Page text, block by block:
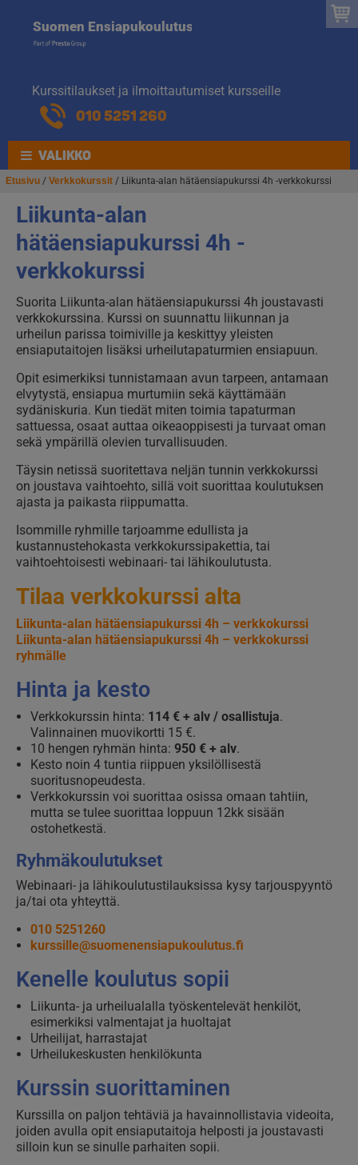
navigointiin
sisältöön
Suomen EnsiapukoulutusSuomen
Kurssitilaukset ja ilmoittautumiset kursseille
010 5251 260
VALIKKO
Etusivu / Verkkokurssit / Liikunta-alan hätäensiapukurssi 4h -verkkokurssi
Liikunta-alan
hätäensiapukurssi 4h -
verkkokurssi
Suorita Liikunta-alan hätäensiapukurssi 4h joustavasti
verkkokurssina. Kurssi on suunnattu liikunnan ja
urheilun parissa toimiville ja keskittyy yleisten
ensiaputaitojen lisäksi urheilutapaturmien ensiapuun.
Opit esimerkiksi tunnistamaan avun tarpeen, antamaan
elvytystä, ensiapua murtumiin sekä käyttämään
sydäniskuria. Kun tiedät miten toimia tapaturman
sattuessa, osaat auttaa oikeaoppisesti ja turvaat oman
sekä ympärillä olevien turvallisuuden.
Täysin netissä suoritettava neljän tunnin verkkokurssi
on joustava vaihtoehto, sillä voit suorittaa koulutuksen
ajasta ja paikasta riippumatta.
Isommille ryhmille tarjoamme edullista ja
kustannustehokasta verkkokurssipakettia, tai
vaihtoehtoisesti webinaari- tai lähikoulutusta.
Tilaa verkkokurssi alta
Liikunta-alan hätäensiapukurssi 4h – verkkokurssi
Liikunta-alan hätäensiapukurssi 4h – verkkokurssi
ryhmälle
Hinta ja kesto
Verkkokurssin hinta: 114 € + alv / osallistuja.
Valinnainen muovikortti 15 €.
10 hengen ryhmän hinta: 950 € + alv.
Kesto noin 4 tuntia riippuen yksilöllisestä
suoritusnopeudesta.
Verkkokurssin voi suorittaa osissa omaan tahtiin,
mutta se tulee suorittaa loppuun 12kk sisään
ostohetkestä.
Ryhmäkoulutukset
Webinaari- ja lähikoulutustilauksissa kysy tarjouspyyntö
ja/tai ota yhteyttä.
010 5251260
kurssille@suomenensiapukoulutus.fi
Kenelle koulutus sopii
Liikunta- ja urheilualalla työskentelevät henkilöt,
esimerkiksi valmentajat ja huoltajat
Urheilijat, harrastajat
Urheilukeskusten henkilökunta
Kurssin suorittaminen
Kurssilla on paljon tehtäviä ja havainnollistavia videoita,
joiden avulla opit ensiaputaitoja helposti ja joustavasti
silloin kun se sinulle parhaiten sopii.